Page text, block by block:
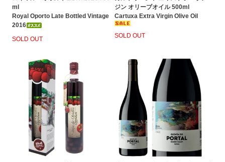
ml
Royal Oporto Late Bottled Vintage
2016
SOLD OUT
ジン オリーブオイル 500ml
Cartuxa Extra Virgin Olive Oil
SOLD OUT